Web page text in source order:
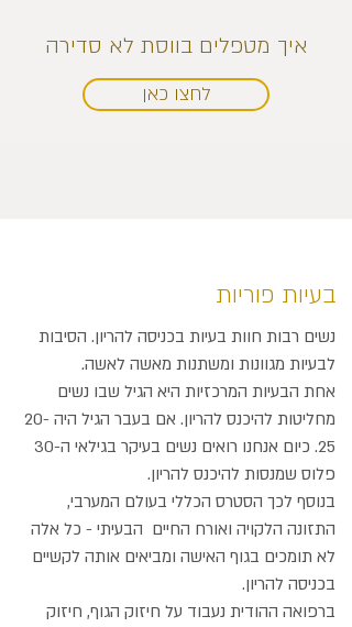
איך מטפלים בווסת לא סדירה
לחצו כאן
בעיות פוריות
נשים רבות חוות בעיות בכניסה להריון. הסיבות
לבעיות מגוונות ומשתנות מאשה לאשה.
אחת הבעיות המרכזיות היא הגיל שבו נשים
מחליטות להיכנס להריון. אם בעבר הגיל היה 20-
25. כיום אנחנו רואים נשים בעיקר בגילאי ה-30
פלוס שמנסות להיכנס להריון.
בנוסף לכך הסטרס הכללי בעולם המערבי,
התזונה הלקויה ואורח החיים הבעיתי - כל אלה
לא תומכים בגוף האישה ומביאים אותה לקשיים
בכניסה להריון.
ברפואה ההודית נעבוד על חיזוק הגוף, חיזוק